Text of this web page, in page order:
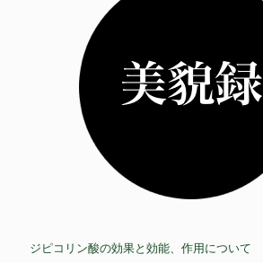
ジピコリン酸の効果と効能、作用について